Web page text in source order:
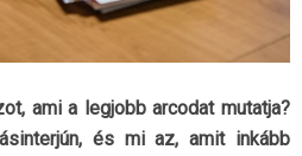
ami a legjobb arcodat mutatja?
és mi az, amit inkább